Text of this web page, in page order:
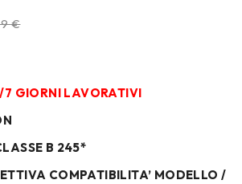
€
7 GIORNI LAVORATIVI
B 245*
COMPATIBILITA’ MODELLO /